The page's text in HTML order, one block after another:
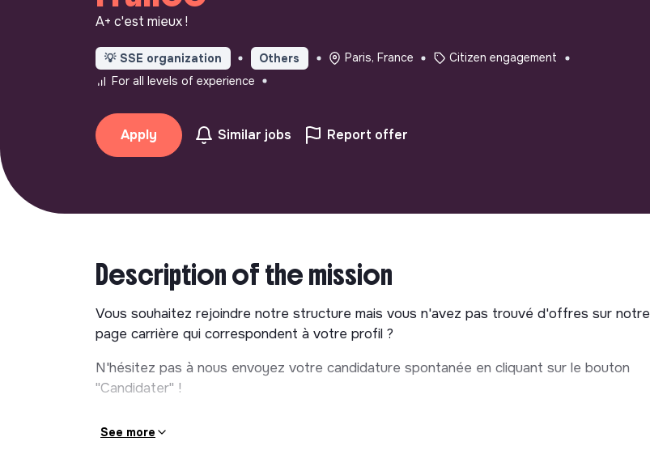
A+ c'est mieux !
💡 SSE organization Others Paris, France
Citizen engagement
For all levels of experience
Apply Similar jobs Report offer
Description of the mission
Vous souhaitez rejoindre notre structure mais vous n'avez pas trouvé d'offres sur notre
page carrière qui correspondent à votre profil ?
N'hésitez pas à nous envoyez votre candidature spontanée en cliquant sur le bouton
"Candidater" !
See more